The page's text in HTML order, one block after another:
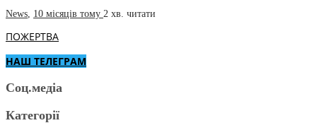
News, 10 місяців тому 2 хв. читати
ПОЖЕРТВА
НАШ ТЕЛЕГРАМ
Соц.медіа
Категорії